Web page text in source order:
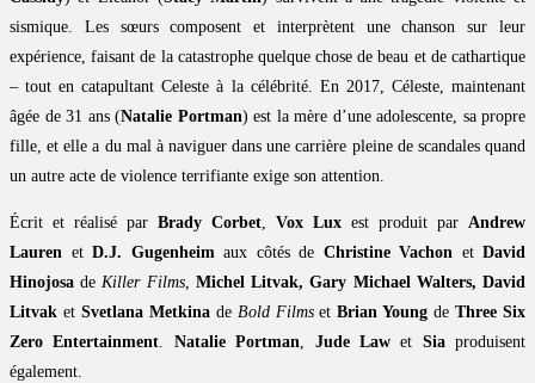
sismique. Les sœurs composent et interprètent une chanson sur leur
expérience, faisant de la catastrophe quelque chose de beau et de cathartique
– tout en catapultant Celeste à la célébrité. En 2017, Céleste, maintenant
âgée de 31 ans (Natalie Portman) est la mère d’une adolescente, sa propre
fille, et elle a du mal à naviguer dans une carrière pleine de scandales quand
un autre acte de violence terrifiante exige son attention.
Écrit et réalisé par Brady Corbet, Vox Lux est produit par Andrew
Lauren et D.J. Gugenheimaux côtés de Christine Vachon et David
Hinojosa deKiller Films, Michel Litvak, Gary Michael Walters, David
Litvak et Svetlana Metkinade Bold FilmsetBrian Young deThree Six
Zero Entertainment. Natalie Portman, Jude Lawet Siaproduisent
également.